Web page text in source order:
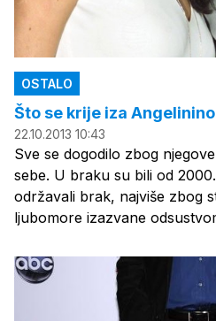
OSTALO
Što se krije iza
22.10.2013 10:43
Sve se dogodilo zbog
sebe. U braku su bili od
održavali brak, najviše zbog
ljubomore izazvane